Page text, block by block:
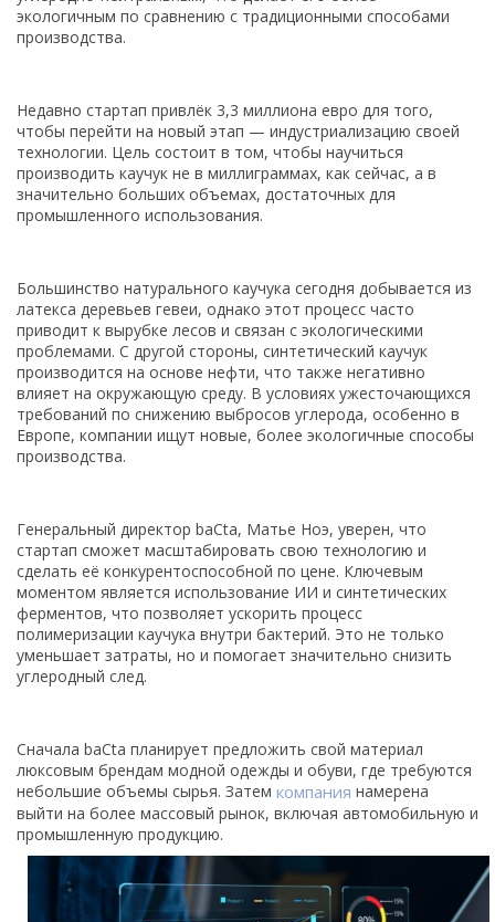
экологичным по сравнению с традиционными способами
производства.
Недавно стартап привлёк 3,3 миллиона евро для того,
чтобы перейти на новый этап — индустриализацию своей
технологии. Цель состоит в том, чтобы научиться
производить каучук не в миллиграммах, как сейчас, а в
значительно больших объемах, достаточных для
промышленного использования.
Большинство натурального каучука сегодня добывается из
латекса деревьев гевеи, однако этот процесс часто
приводит к вырубке лесов и связан с экологическими
проблемами. С другой стороны, синтетический каучук
производится на основе нефти, что также негативно
влияет на окружающую среду. В условиях ужесточающихся
требований по снижению выбросов углерода, особенно в
Европе, компании ищут новые, более экологичные способы
производства.
Генеральный директор baCta, Матье Ноэ, уверен, что
стартап сможет масштабировать свою технологию и
сделать её конкурентоспособной по цене. Ключевым
моментом является использование ИИ и синтетических
ферментов, что позволяет ускорить процесс
полимеризации каучука внутри бактерий. Это не только
уменьшает затраты, но и помогает значительно снизить
углеродный след.
Сначала baCta планирует предложить свой материал
люксовым брендам модной одежды и обуви, где требуются
небольшие объемы сырья. Затем компания намерена
выйти на более массовый рынок, включая автомобильную и
промышленную продукцию.